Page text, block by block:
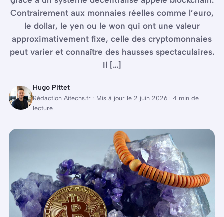
Contrairement aux monnaies réelles comme l’euro,
le dollar, le yen ou le won qui ont une valeur
approximativement fixe, celle des cryptomonnaies
peut varier et connaître des hausses spectaculaires.
Il […]
Hugo Pittet
Rédaction Aitechs.fr · Mis à jour le 2 juin 2026 · 4 min de
lecture